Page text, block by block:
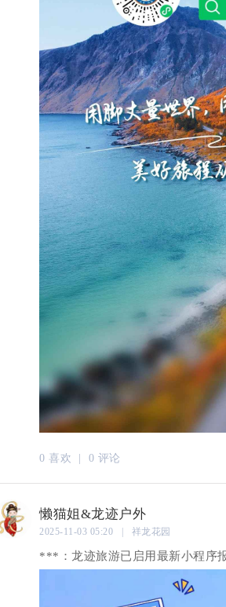
0 喜欢 | 0 评论
懒猫姐&龙迹户外
2025-11-03 05:20 | 祥龙花园
***：龙迹旅游已启用最新小程序